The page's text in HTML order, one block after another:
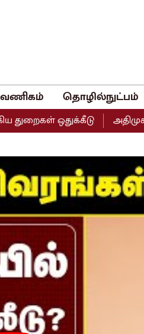
வணிகம் தொழில்நுட்பம்
அதிமுகவின் இரு